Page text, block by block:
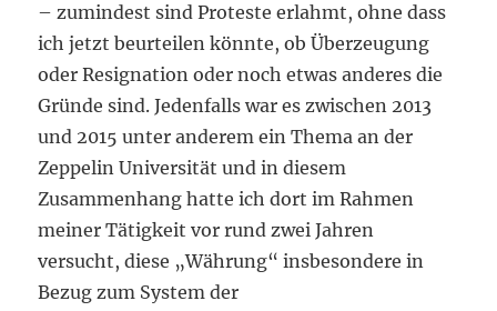
– zumindest sind Proteste erlahmt, ohne dass
ich jetzt beurteilen könnte, ob Überzeugung
oder Resignation oder noch etwas anderes die
Gründe sind. Jedenfalls war es zwischen 2013
und 2015 unter anderem ein Thema an der
Zeppelin Universität und in diesem
Zusammenhang hatte ich dort im Rahmen
meiner Tätigkeit vor rund zwei Jahren
versucht, diese „Währung“ insbesondere in
Bezug zum System der